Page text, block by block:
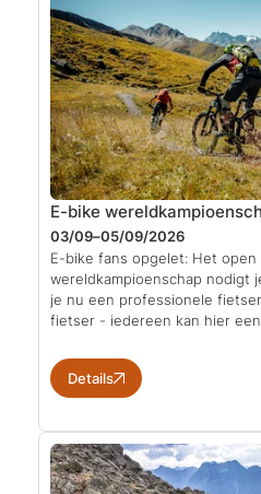
E-bike
03/09–05/09/2026
E-bike fans opgelet: Het open
wereldkampioenschap nodigt
je nu een professionele
fietser - iedereen kan hier een
Details